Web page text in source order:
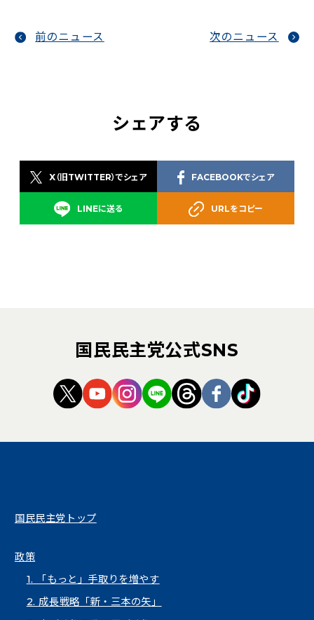
前のニュース 次のニュース
シェアする
X（旧TWITTER）でシェア
LINEに送る
FACEBOOKでシェア
URLをコピー
国民民主党公式SNS
（新しいタブで開く）
（新しいタブで開く）
（新しいタブで開く）
（新しいタブで開く）
（新しいタブで開
（新しいタブ
（新しい
国民民主党トップ
政策
1. 「もっと」手取りを増やす
2. 成長戦略「新・三本の矢」